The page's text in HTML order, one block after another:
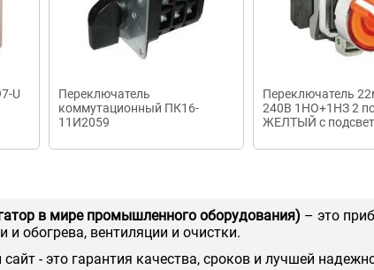
U
Переключатель
коммутационный ПК16-
11И2059
Переключатель
240В 1НО+1НЗ 2
ЖЕЛТЫЙ с
в мире промышленного оборудования) – это
и обогрева, вентиляции и очистки.
- это гарантия качества, сроков и лучшей